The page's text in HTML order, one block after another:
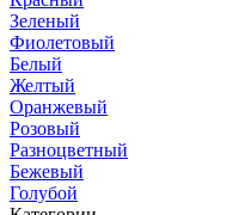
Зеленый
Фиолетовый
Белый
Желтый
Оранжевый
Розовый
Разноцветный
Бежевый
Голубой